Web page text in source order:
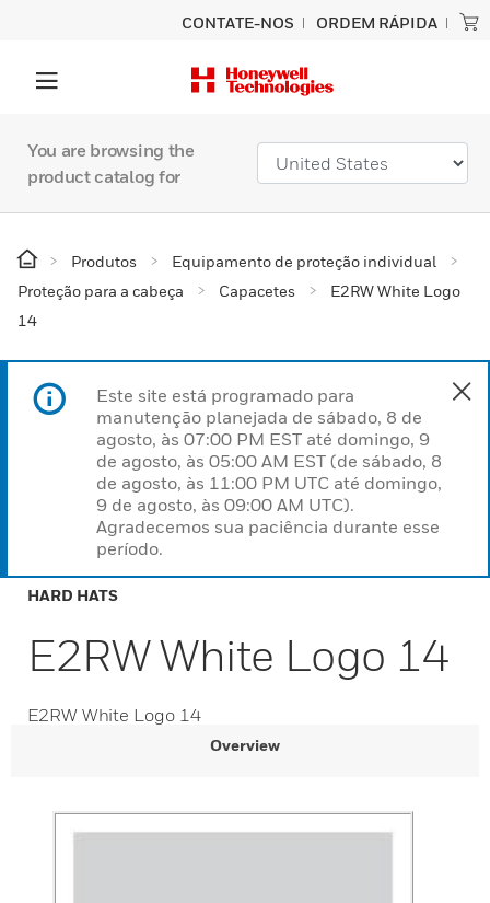
CONTATE-NOS ORDEM RÁPIDA
You are browsing the
product catalog for
Produtos
Equipamento de proteção individual
Proteção para a cabeça
Capacetes
E2RW White Logo
14
Este site está programado para
manutenção planejada de sábado, 8 de
agosto, às 07:00 PM EST até domingo, 9
de agosto, às 05:00 AM EST (de sábado, 8
de agosto, às 11:00 PM UTC até domingo,
9 de agosto, às 09:00 AM UTC).
Agradecemos sua paciência durante esse
período.
HARD HATS
E2RW White Logo 14
E2RW White Logo 14
Overview